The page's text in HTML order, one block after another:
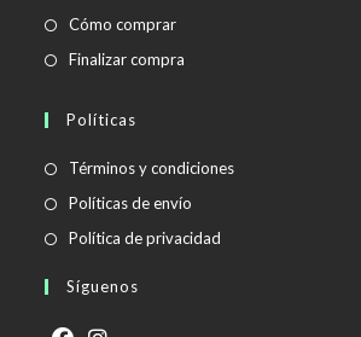
Cómo comprar
Finalizar compra
Políticas
Términos y condicionesSe
Políticas de envío
abre
Política de privacidad
Síguenos